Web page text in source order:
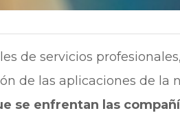
de servicios
de las aplicaciones de la
se enfrentan las